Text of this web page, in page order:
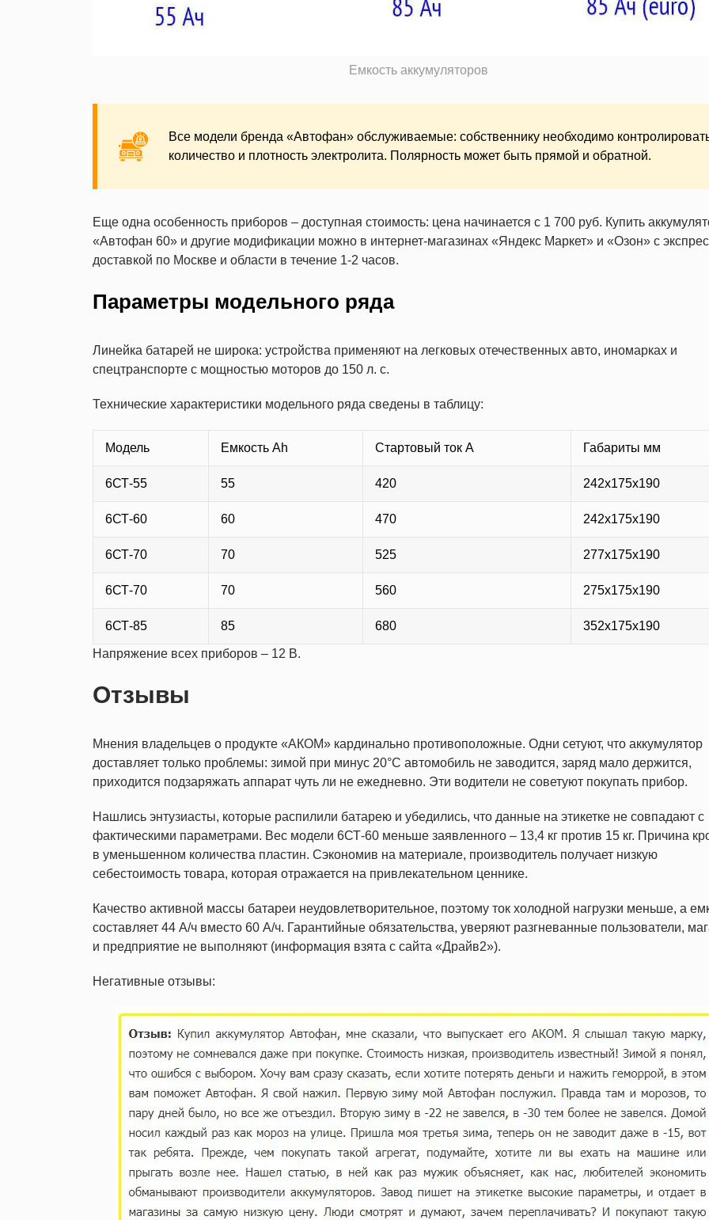
Емкость аккумуляторов
Все модели бренда «Автофан» обслуживаемые: собственнику необходимо
количество и плотность электролита. Полярность может быть прямой и обратной.
Еще одна особенность приборов – доступная стоимость: цена начинается с 1 700 руб. Купить
«Автофан 60» и другие модификации можно в интернет-магазинах «Яндекс Маркет» и «Озон» с
доставкой по Москве и области в течение 1-2 часов.
Параметры модельного ряда
Линейка батарей не широка: устройства применяют на легковых отечественных авто, иномарках и
спецтранспорте с мощностью моторов до 150 л. с.
Технические характеристики модельного ряда сведены в таблицу:
Модель Емкость Ah Стартовый ток А Габариты мм
6СТ-55 55 420 242х175х190
6СТ-60 60 470 242х175х190
6СТ-70 70 525 277х175х190
6СТ-70 70 560 275х175х190
6СТ-85 85 680 352х175х190
Напряжение всех приборов – 12 В.
Отзывы
Мнения владельцев о продукте «АКОМ» кардинально противоположные. Одни сетуют, что аккумулятор
доставляет только проблемы: зимой при минус 20°С автомобиль не заводится, заряд мало держится,
приходится подзаряжать аппарат чуть ли не ежедневно. Эти водители не советуют покупать прибор.
Нашлись энтузиасты, которые распилили батарею и убедились, что данные на этикетке не совпадают с
фактическими параметрами. Вес модели 6СТ-60 меньше заявленного – 13,4 кг против 15 кг. Причина
в уменьшенном количества пластин. Сэкономив на материале, производитель получает низкую
себестоимость товара, которая отражается на привлекательном ценнике.
Качество активной массы батареи неудовлетворительное, поэтому ток холодной нагрузки меньше, а
составляет 44 А/ч вместо 60 А/ч. Гарантийные обязательства, уверяют разгневанные пользователи,
и предприятие не выполняют (информация взята с сайта «Драйв2»).
Негативные отзывы: